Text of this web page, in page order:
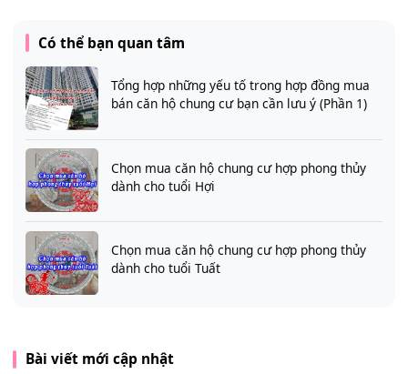
Có thể bạn quan tâm
Tổng hợp những yếu tố trong hợp đồng mua
bán căn hộ chung cư bạn cần lưu ý (Phần 1)
Chọn mua căn hộ chung cư hợp phong thủy
dành cho tuổi Hợi
Chọn mua căn hộ chung cư hợp phong thủy
dành cho tuổi Tuất
Bài viết mới cập nhật